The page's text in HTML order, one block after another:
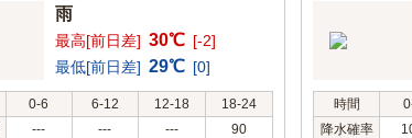
雨
最高[前日差] 30℃ [-2]
最低[前日差] 29℃ [0]
0-6 6-12 12-18
18-24
--- --- --- 90
時間
降水確率